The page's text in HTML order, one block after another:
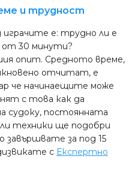
и трудност
е: трудно ли е
от 30 минути?
опит. Средното време,
отчитат, е
че начинаещите може
с това как да
судоку, постоянната
техники ще подобри
завършвате за под 15
с Експертно